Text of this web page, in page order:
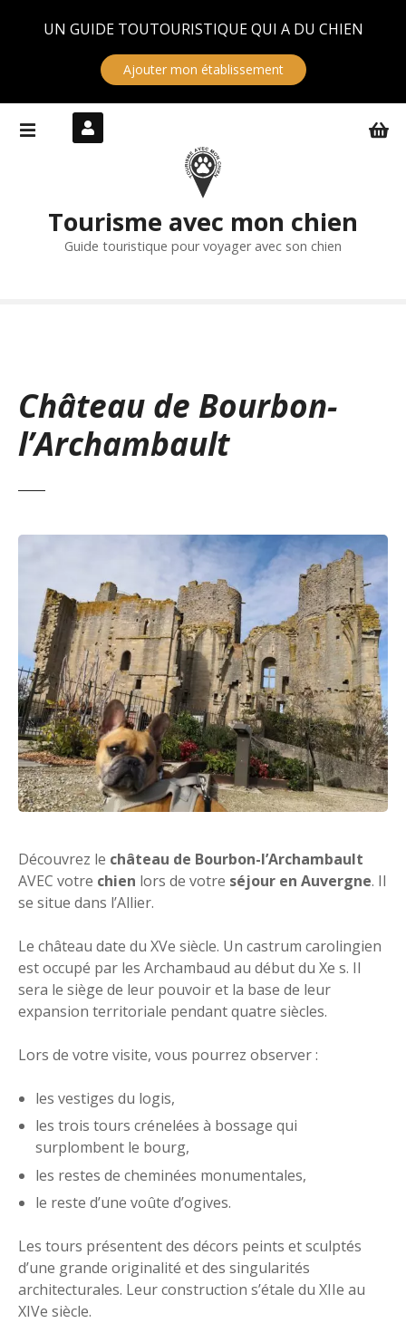
UN GUIDE TOUTOURISTIQUE QUI A DU CHIEN
Ajouter mon établissement
Tourisme avec mon chien
Guide touristique pour voyager avec son chien
Château de Bourbon-
l’Archambault
Découvrez le château de Bourbon-l’Archambault
AVEC votre chien lors de votre séjour en Auvergne. Il
se situe dans l’Allier.
Le château date du XVe siècle. Un castrum carolingien
est occupé par les Archambaud au début du Xe s. Il
sera le siège de leur pouvoir et la base de leur
expansion territoriale pendant quatre siècles.
Lors de votre visite, vous pourrez observer :
les vestiges du logis,
les trois tours crénelées à bossage qui
surplombent le bourg,
les restes de cheminées monumentales,
le reste d’une voûte d’ogives.
Les tours présentent des décors peints et sculptés
d’une grande originalité et des singularités
architecturales. Leur construction s’étale du XIIe au
XIVe siècle.